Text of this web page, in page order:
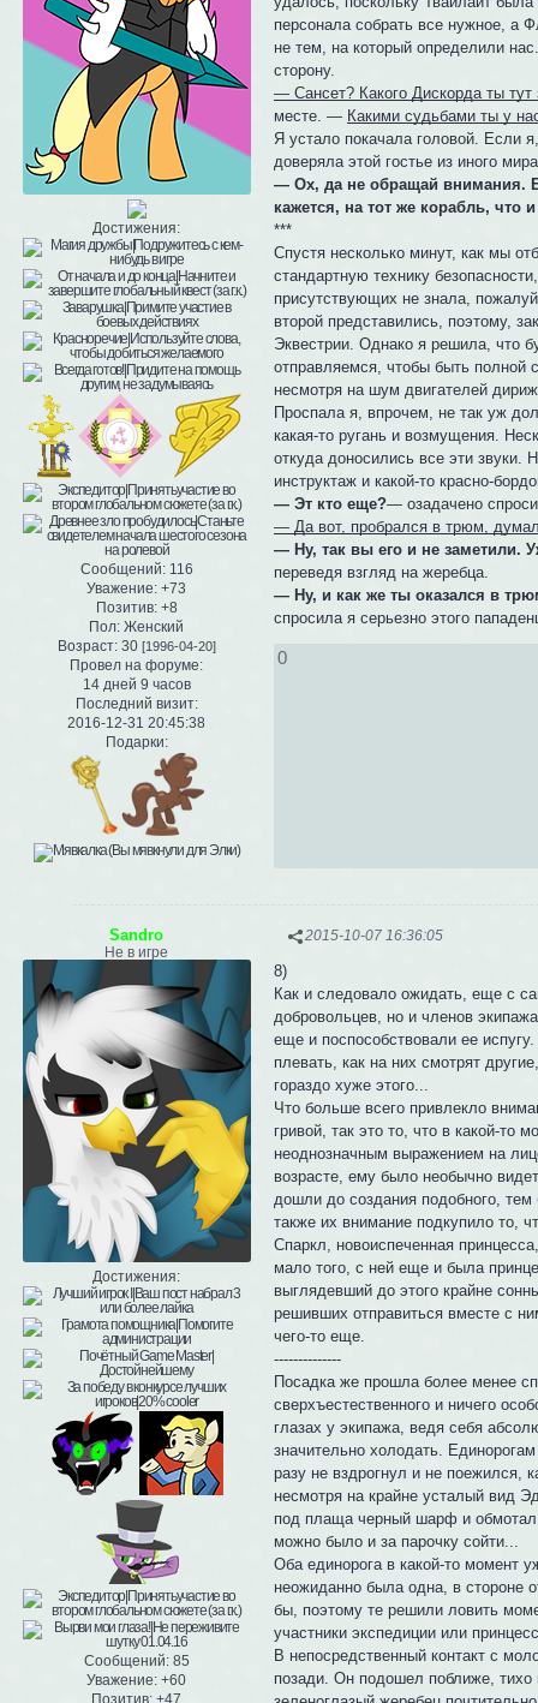
Достижения:
Сообщений: 116
Уважение: +73
Позитив: +8
Пол: Женский
Возраст: 30 [1996-04-20]
Провел на форуме:
14 дней 9 часов
Последний визит:
2016-12-31 20:45:38
Подарки:
персонала собрать все нужное, а
не тем, на который определили
сторону.
— Сансет? Какого Дискорда ты
месте. — Какими судьбами ты у
Я устало покачала головой. Если
доверяла этой гостье из иного
— Ох, да не обращай внимания.
кажется, на тот же корабль, что
***
Спустя несколько минут, как мы
стандартную технику
присутствующих не знала,
второй представились, поэтому,
Эквестрии. Однако я решила, что
отправляемся, чтобы быть полной
несмотря на шум двигателей
Проспала я, впрочем, не так уж
какая-то ругань и возмущения.
откуда доносились все эти звуки.
инструктаж и какой-то красно-
— Эт кто еще?— озадачено
— Да вот, пробрался в трюм,
— Ну, так вы его и не заметили.
переведя взгляд на жеребца.
— Ну, и как же ты оказался в
спросила я серьезно этого
0
2015-10-07 16:36:05
Sandro
Не в игре
Достижения:
Сообщений: 85
Уважение: +60
Позитив: +47
8)
Как и следовало ожидать, еще с
добровольцев, но и членов
еще и поспособствовали ее
плевать, как на них смотрят
гораздо хуже этого...
Что больше всего привлекло
гривой, так это то, что в какой-то
неоднозначным выражением на
возрасте, ему было необычно
дошли до создания подобного,
также их внимание подкупило то,
Спаркл, новоиспеченная
мало того, с ней еще и была
выглядевший до этого крайне
решивших отправиться вместе с
чего-то еще.
--------------
Посадка же прошла более менее
сверхъестественного и ничего
глазах у экипажа, ведя себя
значительно холодать.
разу не вздрогнул и не поежился,
несмотря на крайне усталый вид
под плаща черный шарф и обмотал
можно было и за парочку сойти...
Оба единорога в какой-то момент
неожиданно была одна, в стороне
бы, поэтому те решили ловить
участники экспедиции или
В непосредственный контакт с
позади. Он подошел поближе, тихо